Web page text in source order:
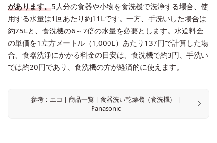
があります。5人分の食器や小物を食洗機で洗浄する場合、使
用する水量は1回あたり約11Lです。一方、手洗いした場合は
約75Lと、食洗機の6～7倍の水量を必要とします。水道料金
の単価を1立方メートル（1,000L）あたり137円で計算した場
合、食器洗浄にかかる料金の目安は、食洗機で約3円、手洗い
では約20円であり、食洗機の方が経済的に使えます。
参考：エコ | 商品一覧 | 食器洗い乾燥機（食洗機） |
Panasonic